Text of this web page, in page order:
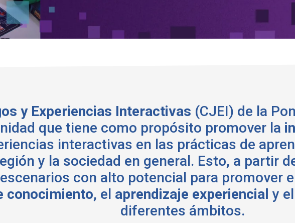
y Experiencias Interactivas (CJEI) de la
que tiene como propósito promover la
interactivas en las prácticas de
y la sociedad en general. Esto, a partir
con alto potencial para promover
conocimiento, el aprendizaje experiencial y el
diferentes ámbitos.